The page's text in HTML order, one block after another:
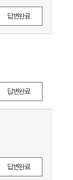
답변완료
답변완료
답변완료